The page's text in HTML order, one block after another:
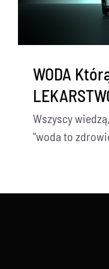
WODA
Wszyscy
"woda to